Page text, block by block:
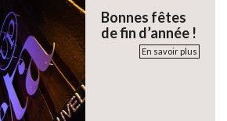
Bonnes fêtes
de fin d’année !
En savoir plus